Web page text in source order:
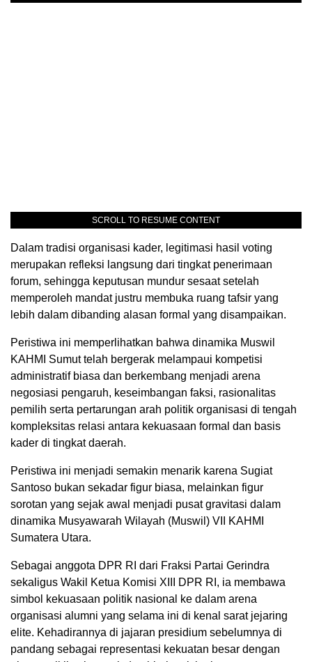
SCROLL TO RESUME CONTENT
Dalam tradisi organisasi kader, legitimasi hasil voting
merupakan refleksi langsung dari tingkat penerimaan
forum, sehingga keputusan mundur sesaat setelah
memperoleh mandat justru membuka ruang tafsir yang
lebih dalam dibanding alasan formal yang disampaikan.
Peristiwa ini memperlihatkan bahwa dinamika Muswil
KAHMI Sumut telah bergerak melampaui kompetisi
administratif biasa dan berkembang menjadi arena
negosiasi pengaruh, keseimbangan faksi, rasionalitas
pemilih serta pertarungan arah politik organisasi di tengah
kompleksitas relasi antara kekuasaan formal dan basis
kader di tingkat daerah.
Peristiwa ini menjadi semakin menarik karena Sugiat
Santoso bukan sekadar figur biasa, melainkan figur
sorotan yang sejak awal menjadi pusat gravitasi dalam
dinamika Musyawarah Wilayah (Muswil) VII KAHMI
Sumatera Utara.
Sebagai anggota DPR RI dari Fraksi Partai Gerindra
sekaligus Wakil Ketua Komisi XIII DPR RI, ia membawa
simbol kekuasaan politik nasional ke dalam arena
organisasi alumni yang selama ini di kenal sarat jejaring
elite. Kehadirannya di jajaran presidium sebelumnya di
pandang sebagai representasi kekuatan besar dengan